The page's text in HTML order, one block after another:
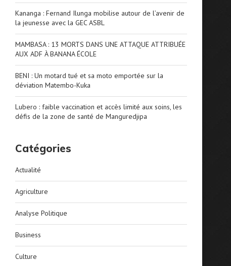
Kananga : Fernand Ilunga mobilise autour de l’avenir de
la jeunesse avec la GEC ASBL
MAMBASA : 13 MORTS DANS UNE ATTAQUE ATTRIBUÉE
AUX ADF À BANANA ÉCOLE
BENI : Un motard tué et sa moto emportée sur la
déviation Matembo-Kuka
Lubero : faible vaccination et accès limité aux soins, les
défis de la zone de santé de Manguredjipa
Catégories
Actualité
Agriculture
Analyse Politique
Business
Culture